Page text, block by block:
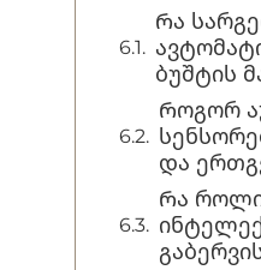
Რა
ბუშტის
Როგორ
და
Რა